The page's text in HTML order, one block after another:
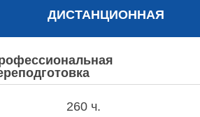
ДИСТАНЦИОННАЯ
260 ч.